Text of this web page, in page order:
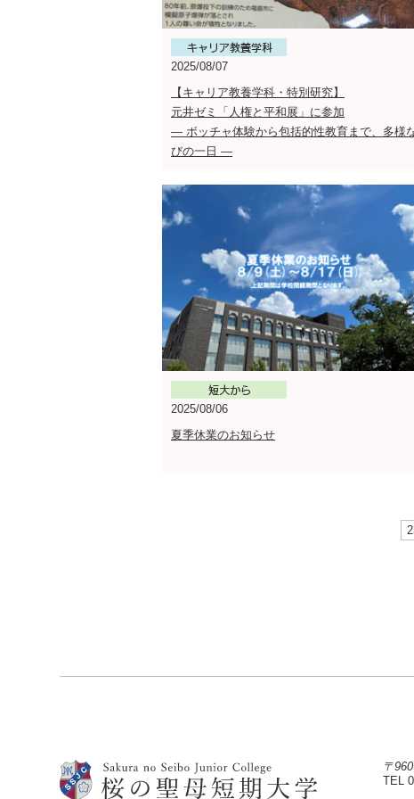
2025/08/07
【キャリア教養学科・特別研究】
元井ゼミ「人権と平和展」に参加
― ボッチャ体験から包括的性教育まで、多様
びの一日 ―
2025/08/06
夏季休業のお知らせ
〒
TEL